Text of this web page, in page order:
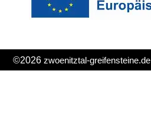
©2026zwoenitztal-greifensteine.de